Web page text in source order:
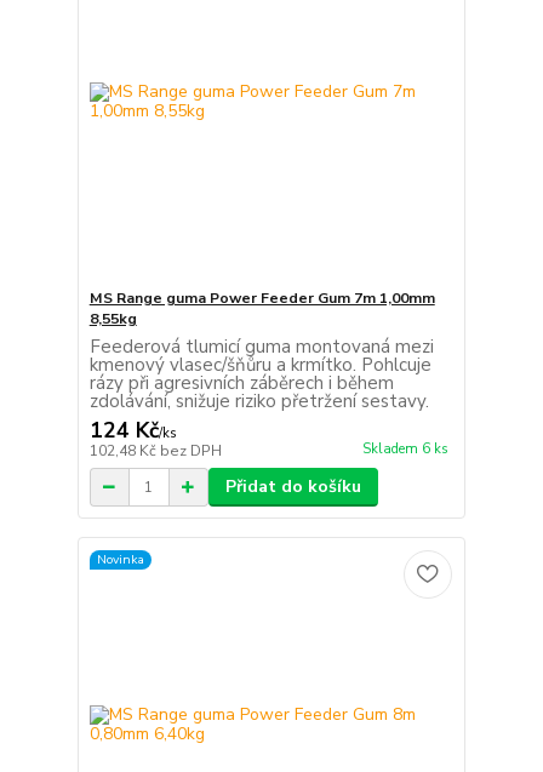
MS Range guma Power Feeder Gum 7m 1,00mm
8,55kg
Feederová tlumicí guma montovaná mezi
kmenový vlasec/šňůru a krmítko. Pohlcuje
rázy při agresivních záběrech i během
zdolávání, snižuje riziko přetržení sestavy.
124 Kč/ks
102,48 Kč bez DPH Skladem 6 ks
Přidat do košíku
Novinka